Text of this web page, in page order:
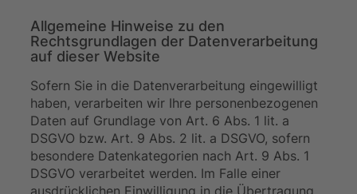
Allgemeine Hinweise zu den
Rechtsgrundlagen der Datenverarbeitung
auf dieser Website
Sofern Sie in die Datenverarbeitung eingewilligt
haben, verarbeiten wir Ihre personenbezogenen
Daten auf Grundlage von Art. 6 Abs. 1 lit. a
DSGVO bzw. Art. 9 Abs. 2 lit. a DSGVO, sofern
besondere Datenkategorien nach Art. 9 Abs. 1
DSGVO verarbeitet werden. Im Falle einer